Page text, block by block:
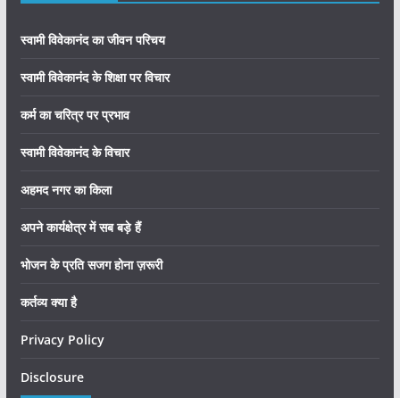
स्वामी विवेकानंद का जीवन परिचय
स्वामी विवेकानंद के शिक्षा पर विचार
कर्म का चरित्र पर प्रभाव
स्वामी विवेकानंद के विचार
अहमद नगर का किला
अपने कार्यक्षेत्र में सब बड़े हैं
भोजन के प्रति सजग होना ज़रूरी
कर्तव्य क्या है
Privacy Policy
Disclosure